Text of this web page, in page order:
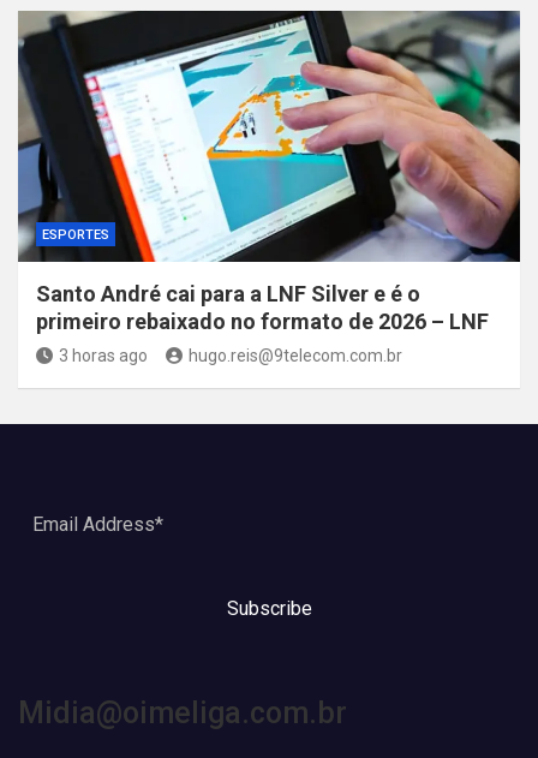
ESPORTES
Santo André cai para a LNF Silver e é o
primeiro rebaixado no formato de 2026 – LNF
3 horas ago hugo.reis@9telecom.com.br
Subscribe
Midia@oimeliga.com.br